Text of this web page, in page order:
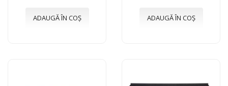
ADAUGĂ ÎN COȘ ADAUGĂ ÎN COȘ